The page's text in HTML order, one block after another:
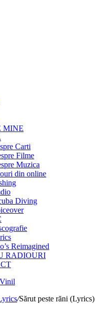
MINE
Carti
Filme
Muzica
din online
Diving
Reimagined
RADIOURI
/Sărut peste răni (Lyrics)